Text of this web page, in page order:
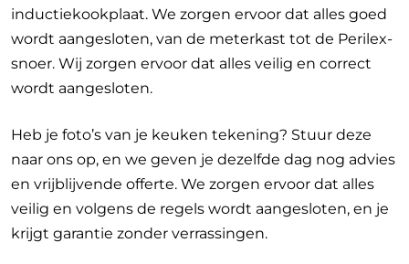
inductiekookplaat. We zorgen ervoor dat alles goed
wordt aangesloten, van de meterkast tot de Perilex-
snoer. Wij zorgen ervoor dat alles veilig en correct
wordt aangesloten.
Heb je foto’s van je keuken tekening? Stuur deze
naar ons op, en we geven je dezelfde dag nog advies
en vrijblijvende offerte. We zorgen ervoor dat alles
veilig en volgens de regels wordt aangesloten, en je
krijgt garantie zonder verrassingen.